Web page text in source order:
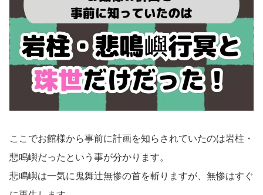
ここでお館様から事前に計画を知らされていたのは岩柱・
悲鳴嶼だったという事が分かります。
悲鳴嶼は一気に鬼舞辻無惨の首を斬りますが、無惨はすぐ